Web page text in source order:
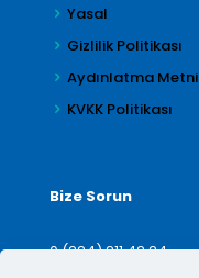
Yasal
Gizlilik Politikası
Aydınlatma Metni
KVKK Politikası
Bize Sorun
0 (224) 211 42 24